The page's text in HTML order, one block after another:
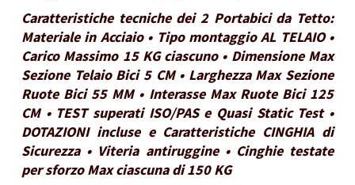
Caratteristiche tecniche dei 2 Portabici da Tetto:
Materiale in Acciaio • Tipo montaggio AL TELAIO •
Carico Massimo 15 KG ciascuno • Dimensione Max
Sezione Telaio Bici 5 CM • Larghezza Max Sezione
Ruote Bici 55 MM • Interasse Max Ruote Bici 125
CM • TEST superati ISO/PAS e Quasi Static Test •
DOTAZIONI incluse e Caratteristiche CINGHIA di
Sicurezza • Viteria antiruggine • Cinghie testate
per sforzo Max ciascuna di 150 KG